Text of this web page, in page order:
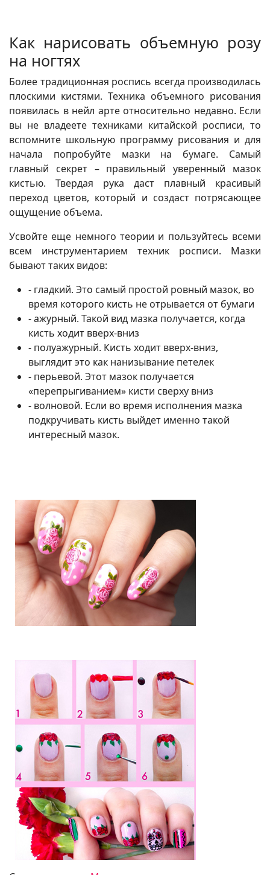
Как нарисовать объемную розу
на ногтях
Более традиционная роспись всегда производилась
плоскими кистями. Техника объемного рисования
появилась в нейл арте относительно недавно. Если
вы не владеете техниками китайской росписи, то
вспомните школьную программу рисования и для
начала попробуйте мазки на бумаге. Самый
главный секрет – правильный уверенный мазок
кистью. Твердая рука даст плавный красивый
переход цветов, который и создаст потрясающее
ощущение объема.
Усвойте еще немного теории и пользуйтесь всеми
всем инструментарием техник росписи. Мазки
бывают таких видов:
- гладкий. Это самый простой ровный мазок, во
время которого кисть не отрывается от бумаги
- ажурный. Такой вид мазка получается, когда
кисть ходит вверх-вниз
- полуажурный. Кисть ходит вверх-вниз,
выглядит это как нанизывание петелек
- перьевой. Этот мазок получается
«перепрыгиванием» кисти сверху вниз
- волновой. Если во время исполнения мазка
подкручивать кисть выйдет именно такой
интересный мазок.